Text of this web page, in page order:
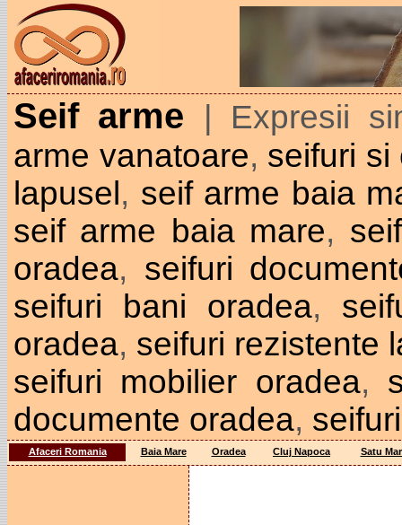
Seif arme
| Expresii
arme vanatoare, seifuri si
lapusel , seif arme baia
seif arme baia mare,
oradea, seifuri
seifuri bani oradea,
oradea, seifuri rezistente
seifuri mobilier oradea,
documente oradea,
Afaceri Romania Baia Mare Oradea Cluj Napoca Satu